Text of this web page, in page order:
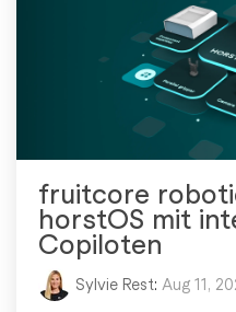
fruitcore
horstOS mit
Copiloten
Sylvie Rest: Aug 11,